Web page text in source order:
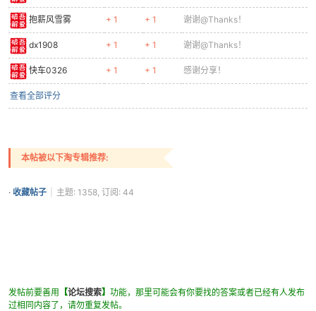
抱薪风雪雾 + 1 + 1 谢谢@Thanks！
dx1908 + 1 + 1 谢谢@Thanks！
快车0326 + 1 + 1 感谢分享！
查看全部评分
本帖被以下淘专辑推荐:
· 收藏帖子 主题: 1358, 订阅: 44
发帖前要善用 【论坛搜索】 功能，那里可能会有你要找的答案或者已经有人发布
过相同内容了，请勿重复发帖。